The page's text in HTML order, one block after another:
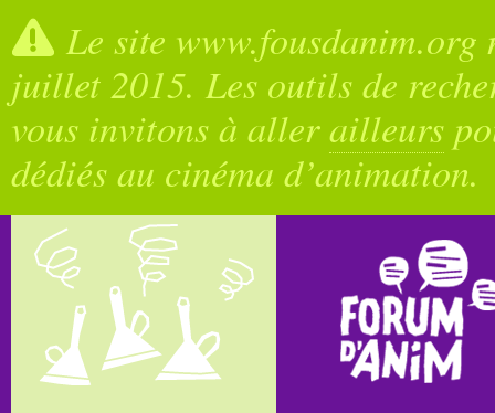
Le site
juillet 2015. Les outils de
vous invitons à allerailleurs
dédiés au cinéma d’animation.